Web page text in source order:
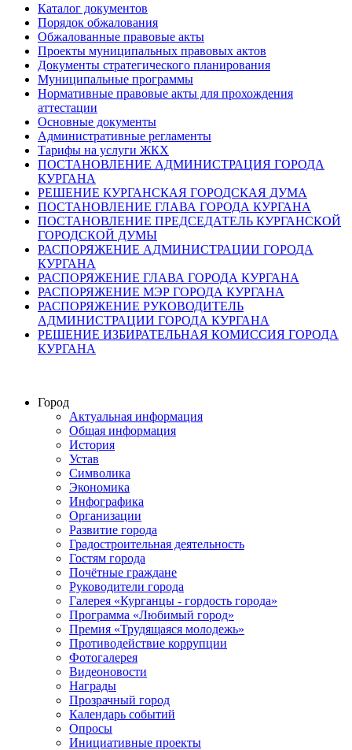
Каталог документов
Порядок обжалования
Обжалованные правовые акты
Проекты муниципальных правовых актов
Документы стратегического планирования
Муниципальные программы
Нормативные правовые акты для прохождения
аттестации
Основные документы
Административные регламенты
Тарифы на услуги ЖКХ
ПОСТАНОВЛЕНИЕ АДМИНИСТРАЦИЯ ГОРОДА
КУРГАНА
РЕШЕНИЕ КУРГАНСКАЯ ГОРОДСКАЯ ДУМА
ПОСТАНОВЛЕНИЕ ГЛАВА ГОРОДА КУРГАНА
ПОСТАНОВЛЕНИЕ ПРЕДСЕДАТЕЛЬ КУРГАНСКОЙ
ГОРОДСКОЙ ДУМЫ
РАСПОРЯЖЕНИЕ АДМИНИСТРАЦИИ ГОРОДА
КУРГАНА
РАСПОРЯЖЕНИЕ ГЛАВА ГОРОДА КУРГАНА
РАСПОРЯЖЕНИЕ МЭР ГОРОДА КУРГАНА
РАСПОРЯЖЕНИЕ РУКОВОДИТЕЛЬ
АДМИНИСТРАЦИИ ГОРОДА КУРГАНА
РЕШЕНИЕ ИЗБИРАТЕЛЬНАЯ КОМИССИЯ ГОРОДА
КУРГАНА
Город
Актуальная информация
Общая информация
История
Устав
Символика
Экономика
Инфографика
Организации
Развитие города
Градостроительная деятельность
Гостям города
Почётные граждане
Руководители города
Галерея «Курганцы - гордость города»
Программа «Любимый город»
Премия «Трудящаяся молодежь»
Противодействие коррупции
Фотогалерея
Видеоновости
Награды
Прозрачный город
Календарь событий
Опросы
Инициативные проекты